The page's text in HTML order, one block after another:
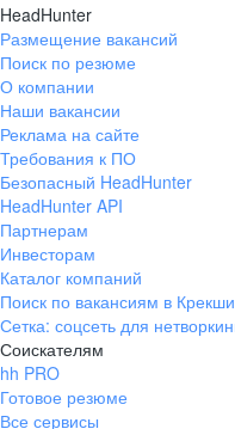
HeadHunter
Размещение вакансий
Поиск по резюме
О компании
Наши вакансии
Реклама на сайте
Требования к ПО
Безопасный HeadHunter
HeadHunter API
Партнерам
Инвесторам
Каталог компаний
Поиск по вакансиям в
Сетка: соцсеть для
Соискателям
hh PRO
Готовое резюме
Все сервисы